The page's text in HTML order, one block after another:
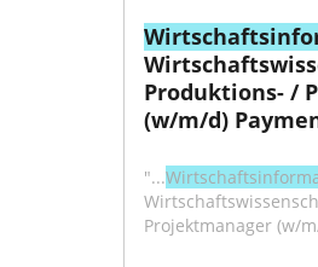
Produktions- /
(w/m/d)
"...
Projektmanager (w/